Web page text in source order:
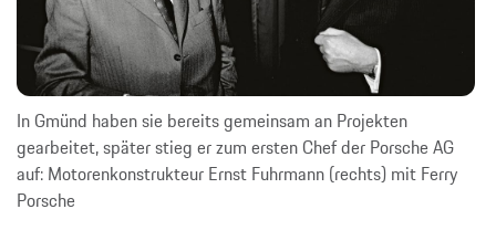
In Gmünd haben sie bereits gemeinsam an Projekten
gearbeitet, später stieg er zum ersten Chef der Porsche AG
auf: Motorenkonstrukteur Ernst Fuhrmann (rechts) mit Ferry
Porsche